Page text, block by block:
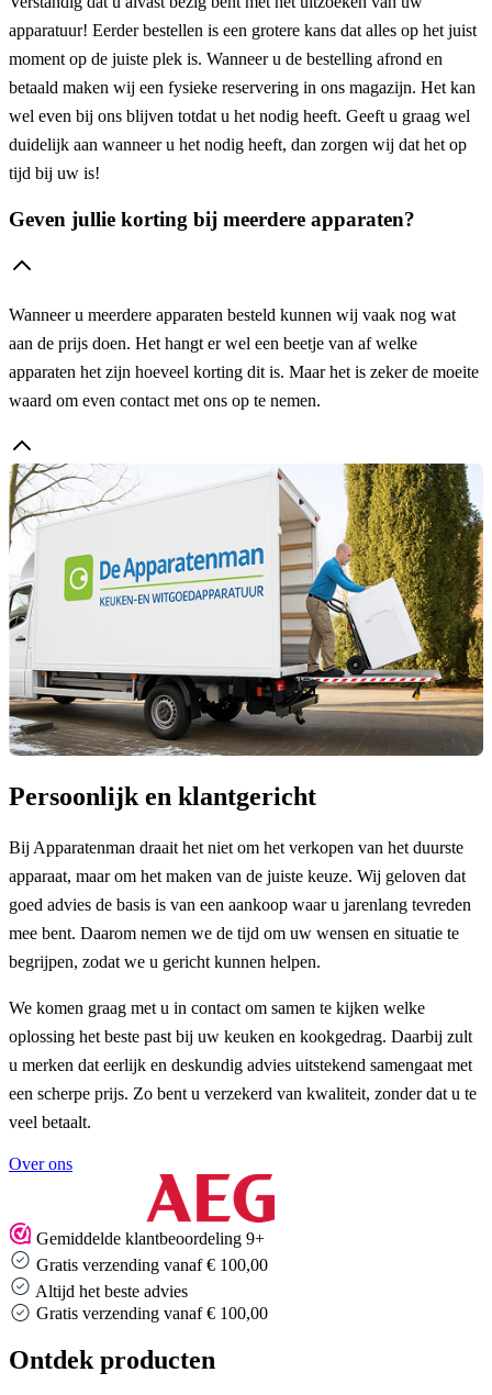
apparatuur! Eerder bestellen is een grotere kans dat alles op het juist
moment op de juiste plek is. Wanneer u de bestelling afrond en
betaald maken wij een fysieke reservering in ons magazijn. Het kan
wel even bij ons blijven totdat u het nodig heeft. Geeft u graag wel
duidelijk aan wanneer u het nodig heeft, dan zorgen wij dat het op
tijd bij uw is!
Geven jullie korting bij meerdere apparaten?
Wanneer u meerdere apparaten besteld kunnen wij vaak nog wat
aan de prijs doen. Het hangt er wel een beetje van af welke
apparaten het zijn hoeveel korting dit is. Maar het is zeker de moeite
waard om even contact met ons op te nemen.
Persoonlijk en klantgericht
Bij Apparatenman draait het niet om het verkopen van het duurste
apparaat, maar om het maken van de juiste keuze. Wij geloven dat
goed advies de basis is van een aankoop waar u jarenlang tevreden
mee bent. Daarom nemen we de tijd om uw wensen en situatie te
begrijpen, zodat we u gericht kunnen helpen.
We komen graag met u in contact om samen te kijken welke
oplossing het beste past bij uw keuken en kookgedrag. Daarbij zult
u merken dat eerlijk en deskundig advies uitstekend samengaat met
een scherpe prijs. Zo bent u verzekerd van kwaliteit, zonder dat u te
veel betaalt.
Over ons
Gemiddelde klantbeoordeling 9+
Gratis verzending vanaf € 100,00
Altijd het beste advies
verzending vanaf € 100,00
Ontdek producten